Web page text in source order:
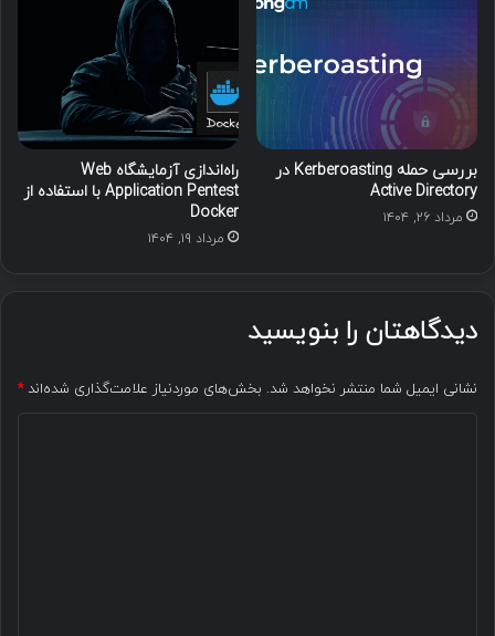
بررسی حمله Kerberoasting در
Active Directory
مرداد ۲۶, ۱۴۰۴
راه‌اندازی آزمایشگاه Web
Application Pentest با استفاده از
Docker
مرداد ۱۹, ۱۴۰۴
دیدگاهتان را بنویسید
نشانی ایمیل شما منتشر نخواهد شد. بخش‌های موردنیاز علامت‌گذاری شده‌اند*